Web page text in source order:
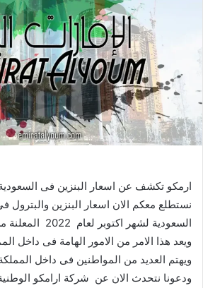
نستطلع معكم الان اسعار البنزين والبترول
السعودية لشهر
ويعد هذا الامر من الامور الهامة فى داخل
ويهتم العديد من المواطنين فى داخل
ودعونا نتحدث الان عن شركة ارامكو